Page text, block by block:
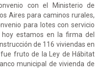
con el Ministerio de
Aires para caminos rurales,
para lotes con servicio
estamos en la firma del
de 116 viviendas en
fue fruto de la Ley de Hábitat
municipal de vivienda de